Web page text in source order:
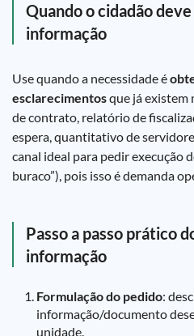
Quando o cidadão
informação
Use quando a necessidade é
esclarecimentosque já existem
de contrato, relatório de
espera, quantitativo de
canal ideal para pedir execução
buraco”), pois isso é demanda
Passo a passo prático
informação
Formulação do pedido:
informação/documento
unidade.